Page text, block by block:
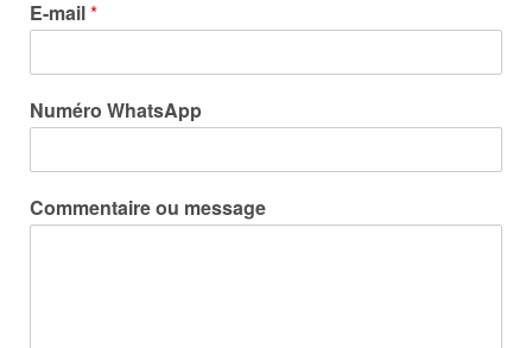
E-mail*
Numéro WhatsApp
Commentaire ou message